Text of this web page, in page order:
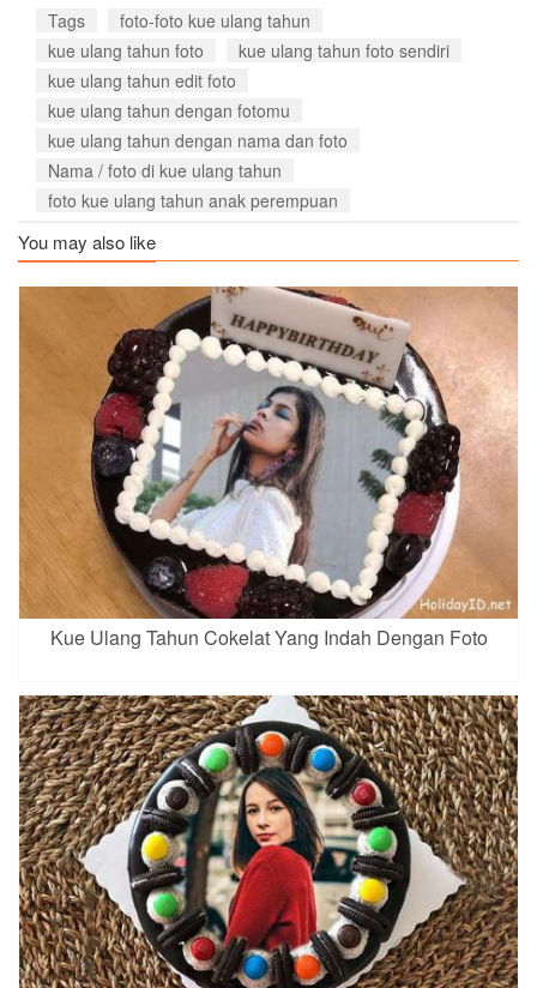
Tags
foto-foto kue ulang tahun
kue ulang tahun foto
kue ulang tahun foto sendiri
kue ulang tahun edit foto
kue ulang tahun dengan fotomu
kue ulang tahun dengan nama dan foto
Nama / foto di kue ulang tahun
foto kue ulang tahun anak perempuan
You may also like
Kue Ulang Tahun Cokelat Yang Indah Dengan Foto